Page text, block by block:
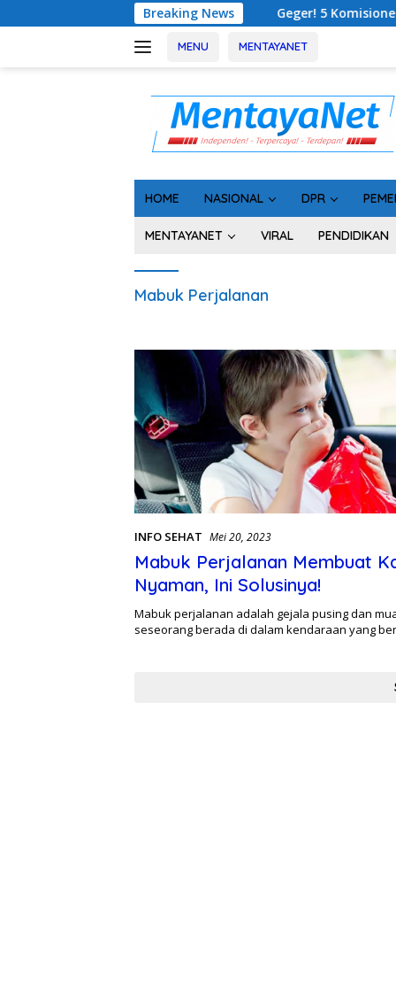
ke
Breaking News
Geger! 5 Komisioner KPU Kotim
MENU MENTAYANET
HOME NASIONAL DPR
MENTAYANET VIRAL PENDIDIKAN
Mabuk Perjalanan
INFO SEHAT Mei 20, 2023
Mabuk Perjalanan Membuat
Nyaman, Ini Solusinya!
Mabuk perjalanan adalah gejala pusing dan
seseorang berada di dalam kendaraan yang